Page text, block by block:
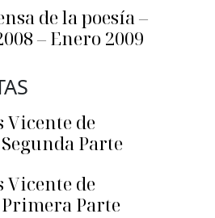
de la poesía –
– Enero 2009
Vicente de
Parte
Vicente de
Parte